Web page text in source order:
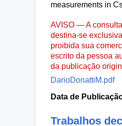
measurements in
AVISO — A
destina-se
proibida sua
escrito da pessoa
da publicação
DarioDonattiM.pdf
Data de
Trabalhos